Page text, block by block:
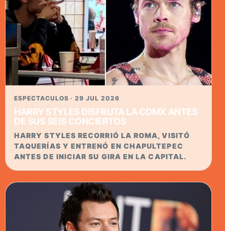
ESPECTACULOS · 29 JUL 2026
HARRY STYLES DISFRUTA LA CDMX ANTES
DE SUS SEIS CONCIERTOS
HARRY STYLES RECORRIÓ LA ROMA, VISITÓ
TAQUERÍAS Y ENTRENÓ EN CHAPULTEPEC
ANTES DE INICIAR SU GIRA EN LA CAPITAL.